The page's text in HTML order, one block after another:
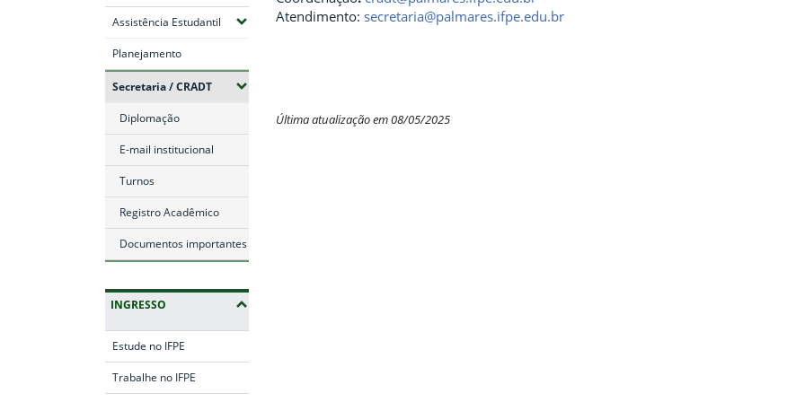
Assistência Estudantil (Expandir submenus)
Planejamento
Secretaria / CRADT(Expandir submenus)
Diplomação
E-mail institucional
Turnos
Registro Acadêmico
Documentos importantes
INGRESSO
Estude no IFPE
Trabalhe no IFPE
Atendimento: secretaria@palmares.ifpe.edu.br
Última atualização em 08/05/2025